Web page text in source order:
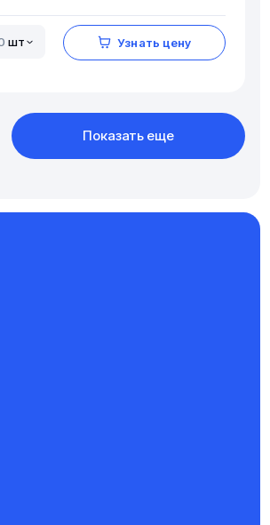
шт Узнать цену
Показать еще